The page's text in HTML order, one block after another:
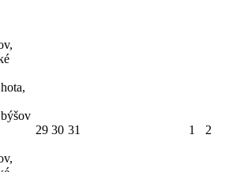
29 30 31 1 2